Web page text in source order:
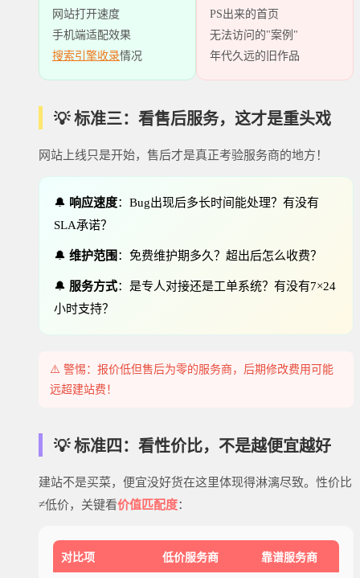
网站打开速度
手机端适配效果
搜索引擎收录情况
PS出来的首页
无法访问的"案例"
年代久远的旧作品
💡 标准三：看售后服务，这才是重头戏
网站上线只是开始，售后才是真正考验服务商的地方！
🔔 响应速度：Bug出现后多长时间能处理？有没有
SLA承诺？
🔔 维护范围 ：免费维护期多久？超出后怎么收费？
🔔 服务方式：是专人对接还是工单系统？有没有7×24
小时支持？
⚠️ 警惕：报价低但售后为零的服务商，后期修改费用可能
远超建站费！
💡 标准四：看性价比，不是越便宜越好
建站不是买菜，便宜没好货在这里体现得淋漓尽致。性价比
≠低价，关键看价值匹配度：
对比项 低价服务商 靠谱服务商